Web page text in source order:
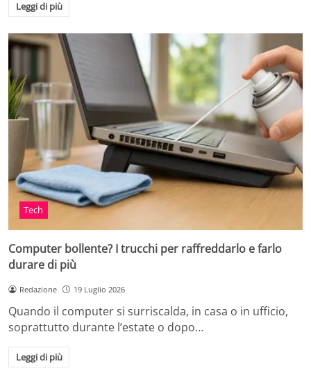
Leggi di più
Tech
Computer bollente? I trucchi per raffreddarlo e farlo
durare di più
Redazione 19 Luglio 2026
Quando il computer si surriscalda, in casa o in ufficio,
soprattutto durante l’estate o dopo…
Leggi di più